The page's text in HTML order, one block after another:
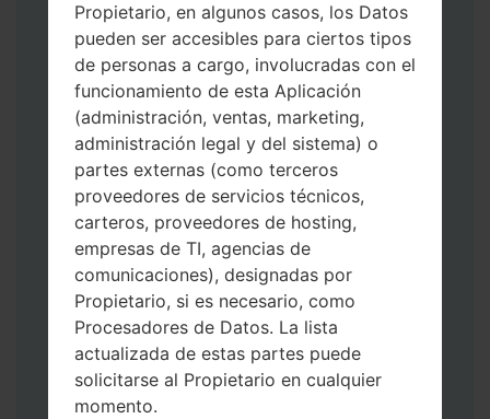
Descargue a su PC: la última versión de
Odin 3.
A continuación, extraiga el archivo de
firmware.
Debe obtener 1 (si es archivo 1, elíjalo aquí)
o 5 (si es archivo 5, selecciónelo aquí):
AP: "Sistema y Recuperación"
CP: "Módem y Radio"
CSC _ ***: "País y región y operador"
HOME_CSC _ ***: "País y regióny
operador"
Agregue todos los archivos a Odin 3.
Si desea hacer clean flash, use CSC _ *** o
use HOME_CSC _ *** para mantener sus
datos y aplicaciones.
Propietario, en algunos casos, los Datos
pueden ser accesibles para ciertos tipos
de personas a cargo, involucradas con el
funcionamiento de esta Aplicación
(administración, ventas, marketing,
administración legal y del sistema) o
partes externas (como terceros
proveedores de servicios técnicos,
carteros, proveedores de hosting,
empresas de TI, agencias de
comunicaciones), designadas por
Propietario, si es necesario, como
Procesadores de Datos. La lista
actualizada de estas partes puede
solicitarse al Propietario en cualquier
momento.